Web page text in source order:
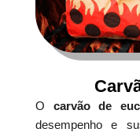
O carvão de
desempenho e